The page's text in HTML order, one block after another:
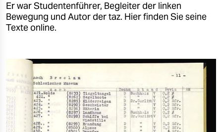
Er war Studentenführer, Begleiter der linken
Bewegung und Autor der taz. Hier finden Sie seine
Texte online.